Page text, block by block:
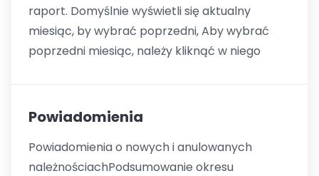
raport. Domyślnie wyświetli się aktualny
miesiąc, by wybrać poprzedni, Aby wybrać
poprzedni miesiąc, należy kliknąć w niego
Powiadomienia
Powiadomienia o nowych i anulowanych
należnościachPodsumowanie okresu